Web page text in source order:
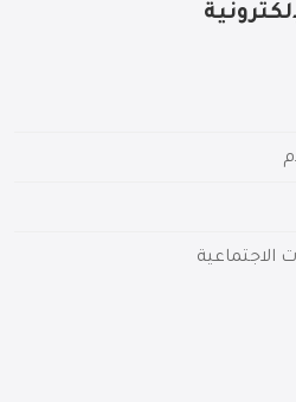
الاجتماعية